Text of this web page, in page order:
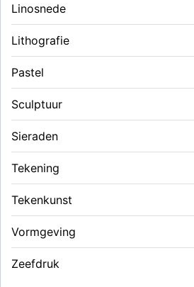
Linosnede
Lithografie
Pastel
Sculptuur
Sieraden
Tekening
Tekenkunst
Vormgeving
Zeefdruk